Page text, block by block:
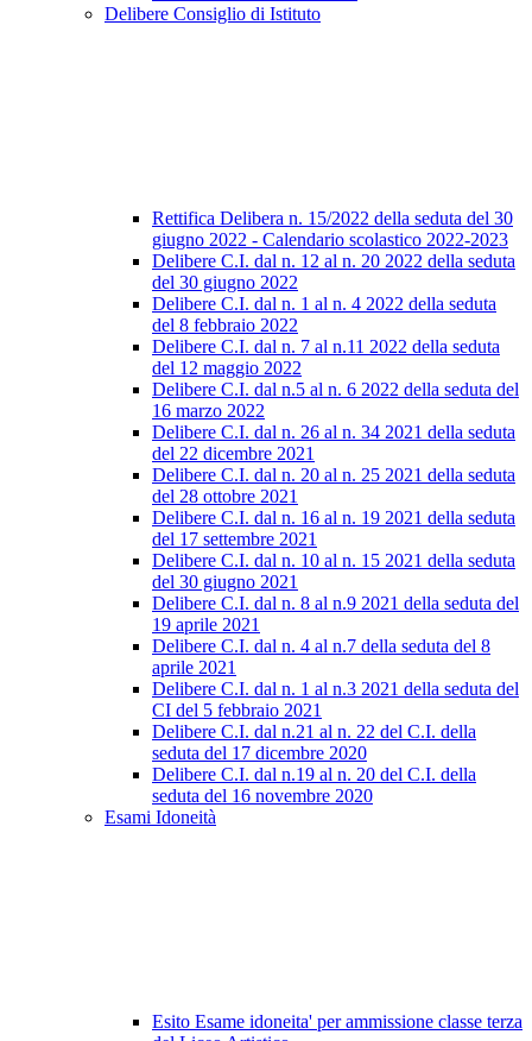
Delibere Consiglio di Istituto
Rettifica Delibera n. 15/2022 della seduta del 30
giugno 2022 - Calendario scolastico 2022-2023
Delibere C.I. dal n. 12 al n. 20 2022 della seduta
del 30 giugno 2022
Delibere C.I. dal n. 1 al n. 4 2022 della seduta
del 8 febbraio 2022
Delibere C.I. dal n. 7 al n.11 2022 della seduta
del 12 maggio 2022
Delibere C.I. dal n.5 al n. 6 2022 della seduta del
16 marzo 2022
Delibere C.I. dal n. 26 al n. 34 2021 della seduta
del 22 dicembre 2021
Delibere C.I. dal n. 20 al n. 25 2021 della seduta
del 28 ottobre 2021
Delibere C.I. dal n. 16 al n. 19 2021 della seduta
del 17 settembre 2021
Delibere C.I. dal n. 10 al n. 15 2021 della seduta
del 30 giugno 2021
Delibere C.I. dal n. 8 al n.9 2021 della seduta del
19 aprile 2021
Delibere C.I. dal n. 4 al n.7 della seduta del 8
aprile 2021
Delibere C.I. dal n. 1 al n.3 2021 della seduta del
CI del 5 febbraio 2021
Delibere C.I. dal n.21 al n. 22 del C.I. della
seduta del 17 dicembre 2020
Delibere C.I. dal n.19 al n. 20 del C.I. della
seduta del 16 novembre 2020
Esami Idoneità
Esito Esame idoneita' per ammissione classe terza